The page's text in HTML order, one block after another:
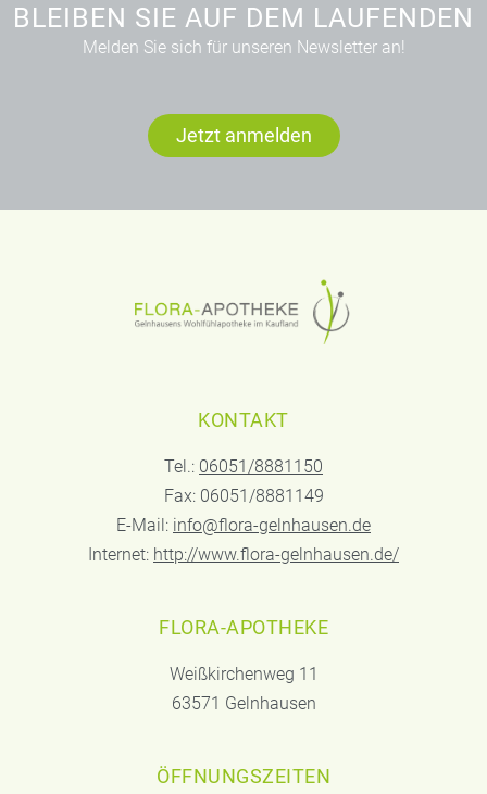
BLEIBEN SIE AUF DEM LAUFENDEN
Melden Sie sich für unseren Newsletter an!
Jetzt anmelden
KONTAKT
Tel.: 06051/8881150
Fax: 06051/8881149
E-Mail: info@flora-gelnhausen.de
Internet: http://www.flora-gelnhausen.de/
FLORA-APOTHEKE
Weißkirchenweg 11
63571 Gelnhausen
ÖFFNUNGSZEITEN